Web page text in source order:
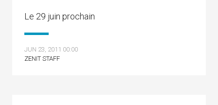
Le 29 juin prochain
JUN 23, 2011 00:00
ZENIT STAFF